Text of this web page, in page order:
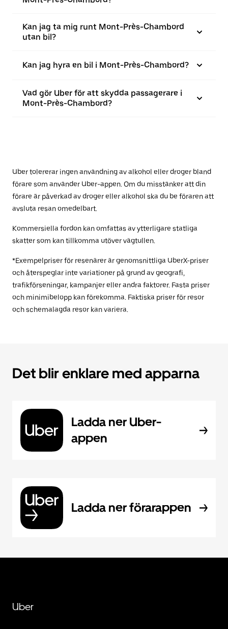
Kan jag ta mig runt Mont-Près-Chambord
utan bil?
Kan jag hyra en bil i Mont-Près-Chambord?
Vad gör Uber för att skydda passagerare i
Mont-Près-Chambord?
Uber tolererar ingen användning av alkohol eller droger bland
förare som använder Uber-appen. Om du misstänker att din
förare är påverkad av droger eller alkohol ska du be föraren att
avsluta resan omedelbart.
Kommersiella fordon kan omfattas av ytterligare statliga
skatter som kan tillkomma utöver vägtullen.
*Exempelpriser för resenärer är genomsnittliga UberX-priser
och återspeglar inte variationer på grund av geografi,
trafikförseningar, kampanjer eller andra faktorer. Fasta priser
och minimibelopp kan förekomma. Faktiska priser för resor
och schemalagda resor kan variera.
Det blir enklare med apparna
Ladda ner Uber-
appen
Ladda ner förarappen
Uber